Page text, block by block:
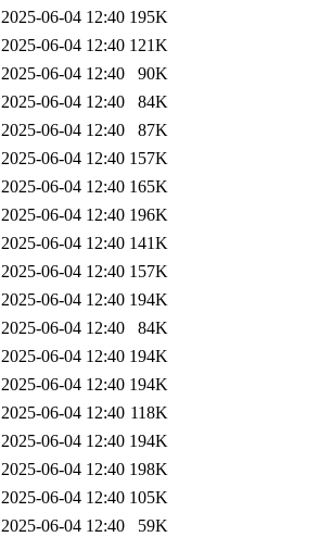
2025-06-04 12:40 195K
2025-06-04 12:40 121K
2025-06-04 12:40
90K
2025-06-04 12:40
84K
2025-06-04 12:40
87K
2025-06-04 12:40 157K
2025-06-04 12:40 165K
2025-06-04 12:40 196K
2025-06-04 12:40 141K
2025-06-04 12:40 157K
2025-06-04 12:40 194K
2025-06-04 12:40
84K
2025-06-04 12:40 194K
2025-06-04 12:40 194K
2025-06-04 12:40 118K
2025-06-04 12:40 194K
2025-06-04 12:40 198K
2025-06-04 12:40 105K
2025-06-04 12:40
59K